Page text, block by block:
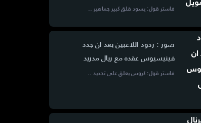
فاستر قول: يسود قلق كبير جماهير ..
صور : ردود اللاعبين بعد ان جدد
فينيسيوس عقده مع ريال مدريد
فاستر قول: كروس يعلق على تجديد ..